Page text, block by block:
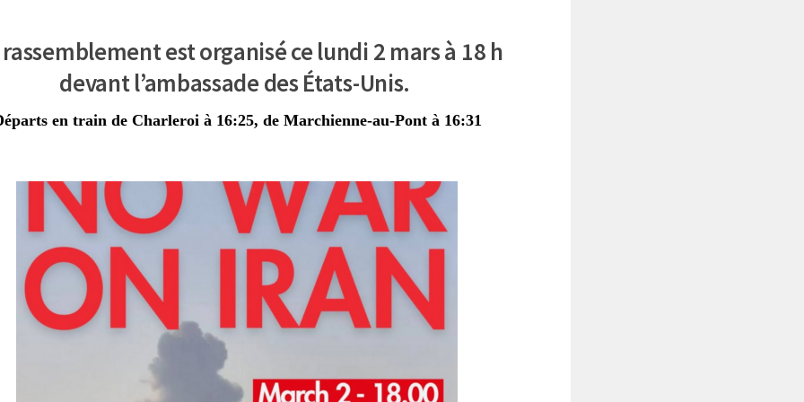
est organisé ce lundi 2 mars à 18 h
devant l’ambassade des États-Unis.
en train de Charleroi à 16:25, de Marchienne-au-Pont à 16:31